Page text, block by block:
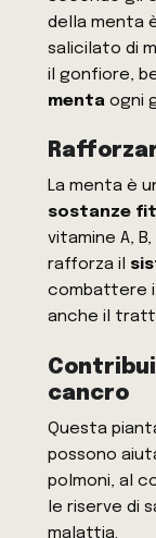
della menta
salicilato di
il gonfiore,
menta ogni
La menta è
sostanze
vitamine A,
rafforza il
combattere
anche il
cancro
Questa
possono
polmoni, al
le riserve di
malattia.